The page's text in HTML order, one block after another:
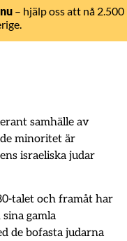
– hjälp oss att nå 2.500
samhälle av
minoritet är
israeliska judar
talet och framåt har
gamla
de bofasta judarna